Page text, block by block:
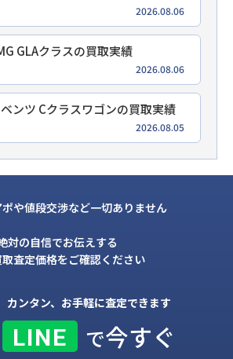
2026.08.06
GLAクラスの買取実績
2026.08.06
ンツ Cクラスワゴンの買取実績
2026.08.05
や値段交渉など一切ありません
対の自信でお伝えする
査定価格をご確認ください
カンタン、お手軽に査定できます
LINE で今すぐ